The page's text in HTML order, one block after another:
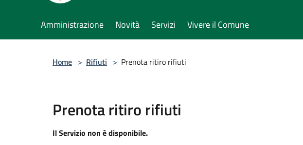
Amministrazione Novità Servizi Vivere il Comune
Home > Rifiuti > Prenota ritiro rifiuti
Prenota ritiro rifiuti
Il Servizio non è disponibile.